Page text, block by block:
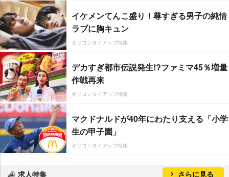
イケメンてんこ盛り！尊すぎる男子の純情
ラブに胸キュン
オリコンタイアップ特集
デカすぎ都市伝説発生!?ファミマ45％増量
作戦再来
オリコンタイアップ特集
マクドナルドが40年にわたり支える「小学
生の甲子園」
オリコンタイアップ特集
求人特集 さらに見る